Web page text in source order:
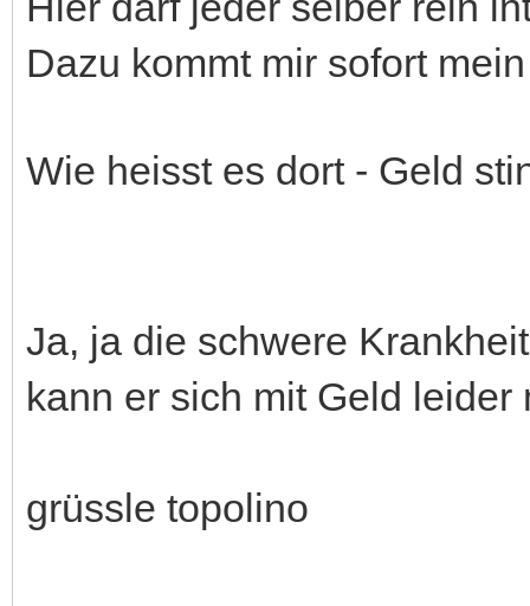
Dazu kommt mir sofort
Wie heisst es dort - Geld
Ja, ja die schwere
kann er sich mit Geld leider
grüssle topolino